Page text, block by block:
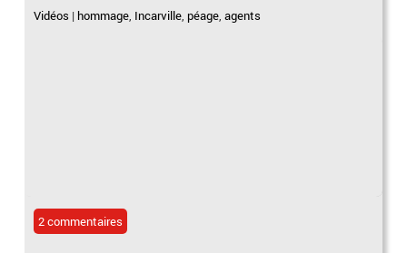
Vidéos | hommage, Incarville, péage,agents
2 commentaires